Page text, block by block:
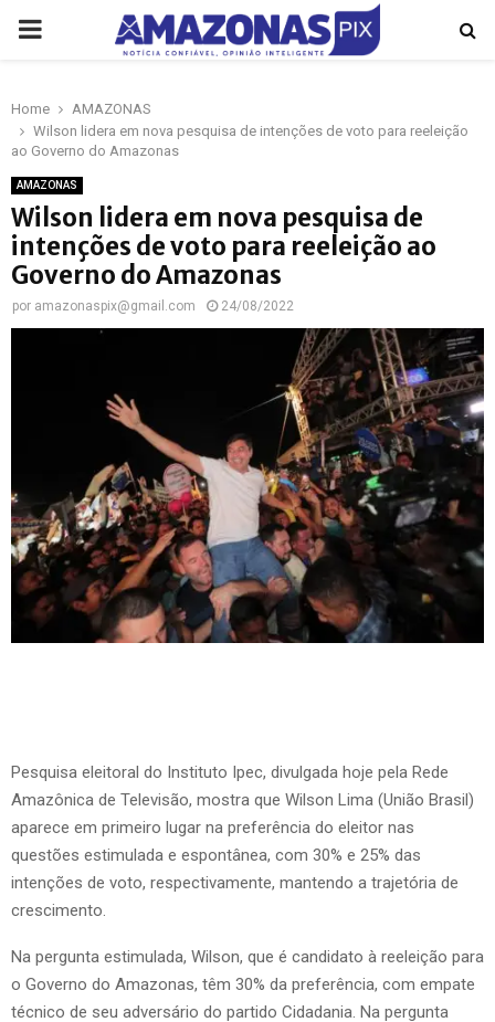
PRIMARY
Home
AMAZONAS
Wilson lidera em nova pesquisa de intenções de voto para reeleição
ao Governo do Amazonas
AMAZONAS
Wilson lidera em nova pesquisa de
intenções de voto para reeleição ao
Governo do Amazonas
por amazonaspix@gmail.com 24/08/2022
Pesquisa eleitoral do Instituto Ipec, divulgada hoje pela Rede
Amazônica de Televisão, mostra que Wilson Lima (União Brasil)
aparece em primeiro lugar na preferência do eleitor nas
questões estimulada e espontânea, com 30% e 25% das
intenções de voto, respectivamente, mantendo a trajetória de
crescimento.
Na pergunta estimulada, Wilson, que é candidato à reeleição para
o Governo do Amazonas, têm 30% da preferência, com empate
técnico de seu adversário do partido Cidadania. Na pergunta